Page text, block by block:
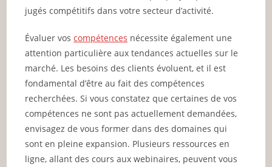
jugés compétitifs dans votre secteur d’activité.
Évaluer voscompétences nécessite également une
attention particulière aux tendances actuelles sur le
marché. Les besoins des clients évoluent, et il est
fondamental d’être au fait des compétences
recherchées. Si vous constatez que certaines de vos
compétences ne sont pas actuellement demandées,
envisagez de vous former dans des domaines qui
sont en pleine expansion. Plusieurs ressources en
ligne, allant des cours aux webinaires, peuvent vous